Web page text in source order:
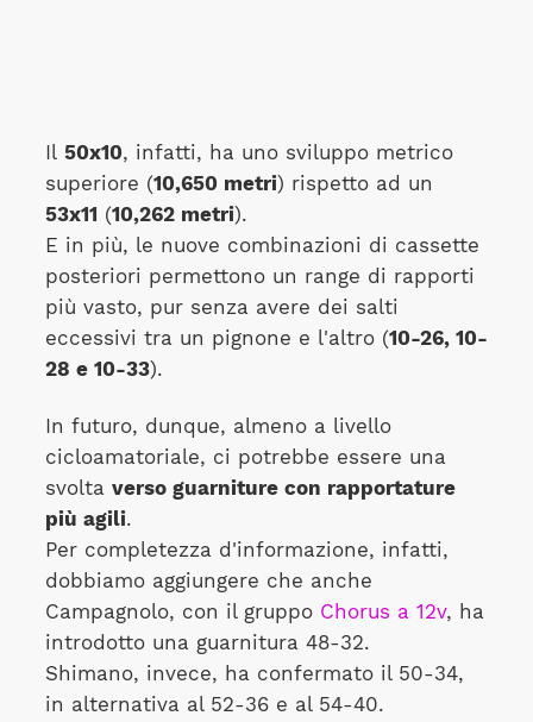
Il 50x10, infatti, ha uno sviluppo metrico
superiore (10,650 metri) rispetto ad un
53x11 (10,262 metri).
E in più, le nuove combinazioni di cassette
posteriori permettono un range di rapporti
più vasto, pur senza avere dei salti
eccessivi tra un pignone e l'altro (10-26, 10-
28 e 10-33).
In futuro, dunque, almeno a livello
cicloamatoriale, ci potrebbe essere una
svolta verso guarniture con rapportature
più agili.
Per completezza d'informazione, infatti,
dobbiamo aggiungere che anche
Campagnolo, con il gruppo Chorus a 12v, ha
introdotto una guarnitura 48-32.
Shimano, invece, ha confermato il 50-34,
in alternativa al 52-36 e al 54-40.